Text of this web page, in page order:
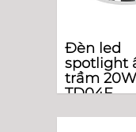
Đèn led
spotlight
trầm
TD04F